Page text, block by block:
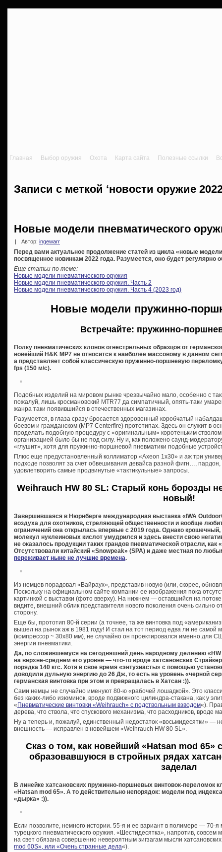
Главная Выбор оружия Охота Карта сайта Полезные ссылки
Записи с меткой ‘новости оружие
Новые модели пневматического
Автор: ingewarr
Перед вами актуальное продолжение статей из цикла «новые
посвященное новинкам 2022 года. Разумеется, оно будет регулярно
Еще статьи по теме:
Новые модели пневматического оружия
Новые модели пневматического оружия. Часть 2
Новые модели пневматического оружия. Часть 4 (2023 год)
Новые модели пружинно-
Встречайте: пружинно-
Полку пневматических клонов огнестрельных образцов от
новейший H&K MP7 не относится к наиболее массовому в данном
а представляет собой классическую пружинно-поршневую
fps (150 м/с).
Подобных изделий на мировом рынке чрезвычайно мало, особенно с
пожалуй, лишь кросмановский MTR77 да симпатичный, опять-таки
жанра таки появившийся в отечественных магазинах.
Разумеется, в глаза сразу бросается здоровенный коробчатый
боевом и гражданском (MP7 Centerfire) прототипах. Здесь он служит в
проделать подобную процедуру с «оригинальным» коротеньким
организацией было бы не под силу. Ну и, как положено саунд-
«глушит», хотя для пружинно-поршневой пневматики подобные
Плюс еще предустановленный коллиматор «Axeon 1х30» и аж три
подходе позволят за счет обвешивания девайса разной фигн…,
удовлетворить самые продвинутые «тактикульные» запросы.
Weihrauch HW 80 SL: Старый конь борозды
новый!
Завершившаяся в Нюрнберге международная выставка «IWA
воздуха для охотников, стреляющей общественности и вообще
ограничений она открылась впервые с 2019 года. Однако
молекул нуклеиновых кислот умудрился и здесь внести свою
не оказалось продукции таких грандов пневматической отрасли,
Отсутствовали китайский «Snowpeak» (SPA) и даже местная по
переживает ныне не лучшие времена.
Из немцев порадовал «Вайраух», представив новую (или, скорее,
Поскольку на официальном сайте компании ее изображения пока
картинкой с выставки (фото вверху). На нижнем — оставшийся на
видите, внешний облик представителя нового поколения очень сильно
сторону.
Еще бы, прототип 80-й серии (а точнее, та же винтовка под
вышел на рынок аж в 1981 году! И стал на тот период едва ли не
(компрессор ~ 30х80 мм), не случайно он проектировался именно для
энергии пневматики.
Да, по сложившемуся на сегодняшний день народному делению «HW
на верхне-среднем его уровне — что-то вроде хатсановских
порядка 140 кгс. Хотя в свое время «энтузиасты» с помощью
доводили дульную энергию до 26 Дж, то есть на уровень «черной
германская винтовка при этом и превращалась в Хатсан :)).
Сами немцы не случайно именуют 80-ю «рабочей лошадкой». Это
без каких-либо изюминок, вроде подвижного цилиндра-стакана, как у
«Пневматические винтовки «Weihrauch» с подствольным взводом«).
дерева, что ствола, что спускового механизма, что расходников, вроде
Ну а теперь и, пожалуй, единственный недостаток «восьмидесятки» —
внешность — исправлен в новейшем «Weihrauch HW 80 SL».
Сказ о том, как новейший «Hatsan mod
образовавшуюся в стройных рядах
заделал
В линейке хатсановских пружинно-поршневых винтовок-переломок
«Hatsan mod 65». А то действительно непорядок: модели под
«дырка» :)).
Если позволите, немного истории. 55-я и ее вариант в полимере — 70-
турецкого пневматического оружия. «Шестидесятка», напротив,
на свет обязана совершенно невероятным зигзагам мысли
mod 60S», или «Очень странные дела«).